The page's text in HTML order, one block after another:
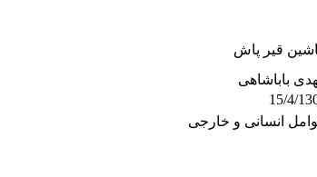
قیر پاش
باباشاهی
15/4/
انسانی و خارجی